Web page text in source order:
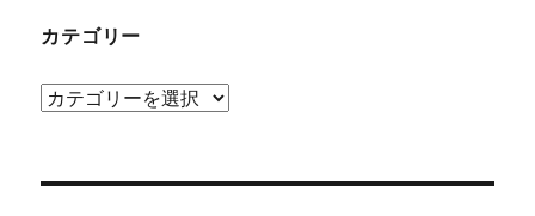
カテゴリー
カ